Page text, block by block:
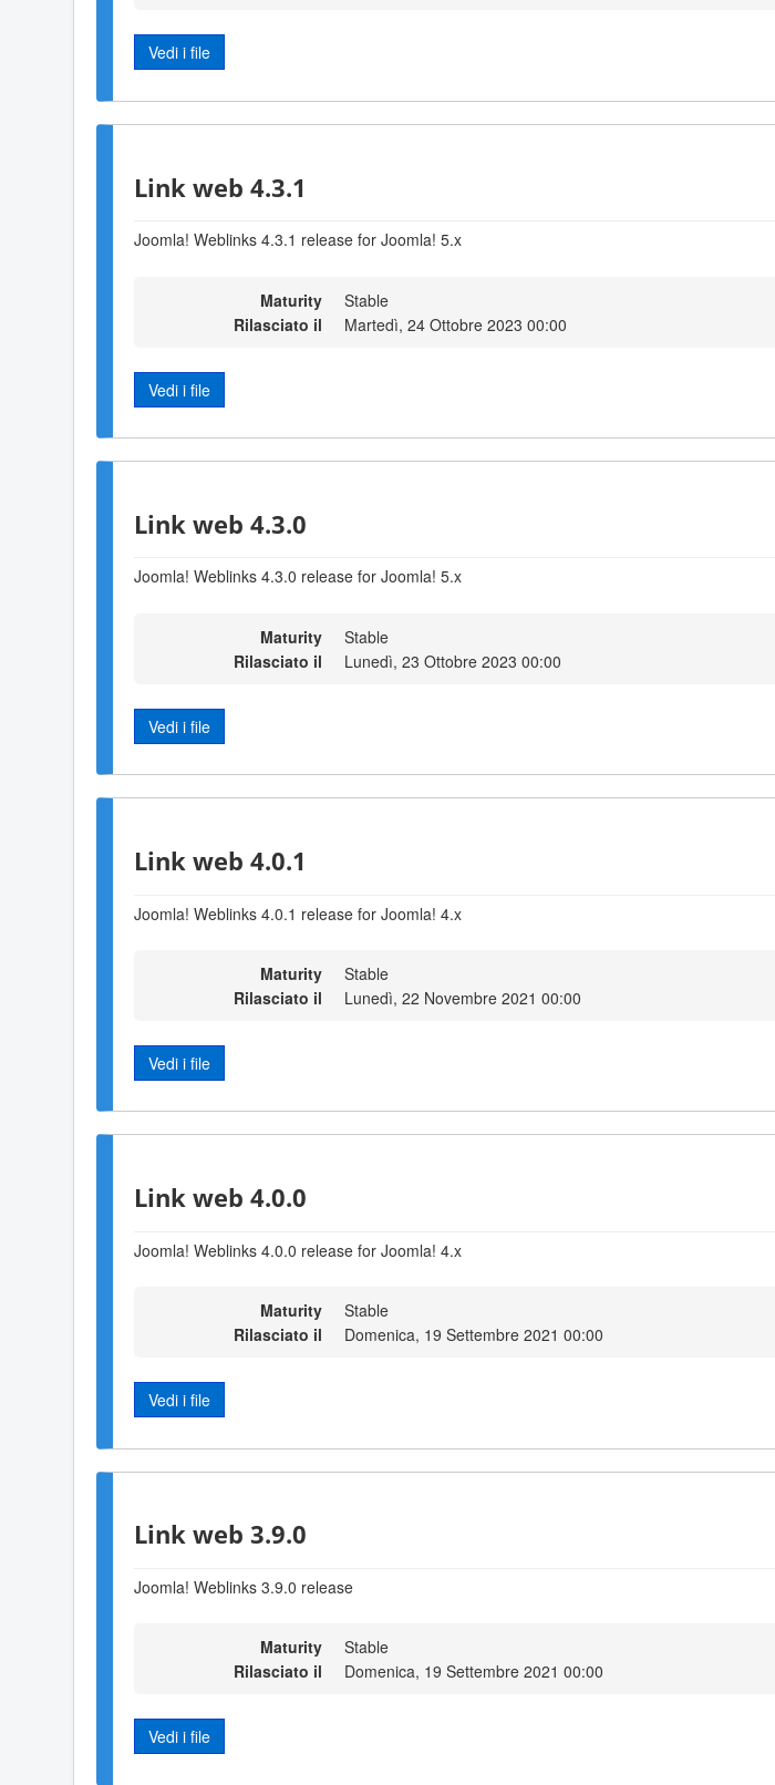
Vedi i file
Link web 4.3.1
Joomla! Weblinks 4.3.1 release for Joomla! 5.x
Maturity
Stable
Rilasciato il
Martedì, 24 Ottobre 2023 00:00
Vedi i file
Link web 4.3.0
Joomla! Weblinks 4.3.0 release for Joomla! 5.x
Maturity
Stable
Rilasciato il
Lunedì, 23 Ottobre 2023 00:00
Vedi i file
Link web 4.0.1
Joomla! Weblinks 4.0.1 release for Joomla! 4.x
Maturity
Stable
Rilasciato il
Lunedì, 22 Novembre 2021 00:00
Vedi i file
Link web 4.0.0
Joomla! Weblinks 4.0.0 release for Joomla! 4.x
Maturity
Stable
Rilasciato il
Domenica, 19 Settembre 2021 00:00
Vedi i file
Link web 3.9.0
Joomla! Weblinks 3.9.0 release
Maturity
Stable
Rilasciato il
Domenica, 19 Settembre 2021 00:00
Vedi i file